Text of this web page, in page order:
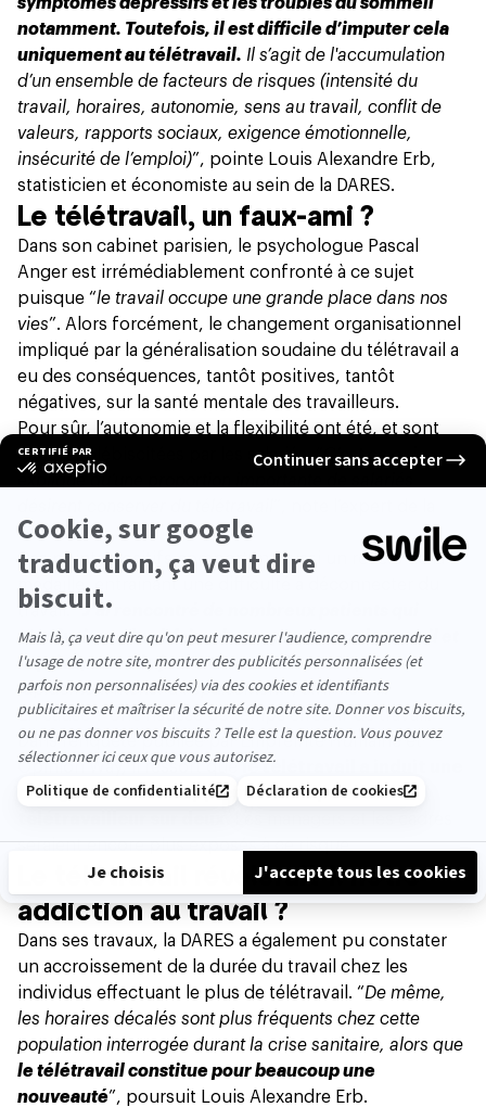
notamment. Toutefois, il est difficile d’imputer cela
uniquement au télétravail. Il s’agit de l'accumulation
d’un ensemble de facteurs de risques (intensité du
travail, horaires, autonomie, sens au travail, conflit de
valeurs, rapports sociaux, exigence émotionnelle,
insécurité de l’emploi)”, pointe Louis Alexandre Erb,
statisticien et économiste au sein de la DARES.
Le télétravail, un faux-ami ?
Dans son cabinet parisien, le psychologue Pascal
Anger est irrémédiablement confronté à ce sujet
puisque “le travail occupe une grande place dans nos
vies”. Alors forcément, le changement organisationnel
impliqué par la généralisation soudaine du télétravail a
eu des conséquences, tantôt positives, tantôt
négatives, sur la santé mentale des travailleurs.
Pour sûr, l’autonomie et la flexibilité ont été, et sont
encore, plébiscitées par les salariés. “C’est ce qui
explique qu’une proportion importante de salariés
DARES.
Ces points positifs comportent aussi un revers de la
médaille, entraînant une difficulté à déconnecter du
travail. “J’ai rencontré de nombreux patients qui
n’arrivaient plus à faire de coupure entre le travail et
le privé, entre le jour et la nuit. Tout cela peut
rapidement mener à l’épuisement”, affirme-t-il.
En cause ? Une hausse du temps effectif de travail.
Dans l’enquête publiée par Empreinte Humaine et
Opinion Way, il ressort quele télétravail a induit une
charge de travail supplémentaire pour un
seraient encore plus exposés à ce risque.
Le télétravail révèlerait-il notre
addiction au travail ?
Dans ses travaux, la DARES a également pu constater
un accroissement de la durée du travail chez les
individus effectuant le plus de télétravail. “De même,
les horaires décalés sont plus fréquents chez cette
population interrogée durant la crise sanitaire, alors que
le télétravail constitue pour beaucoup une
nouveauté”, poursuit Louis Alexandre Erb.